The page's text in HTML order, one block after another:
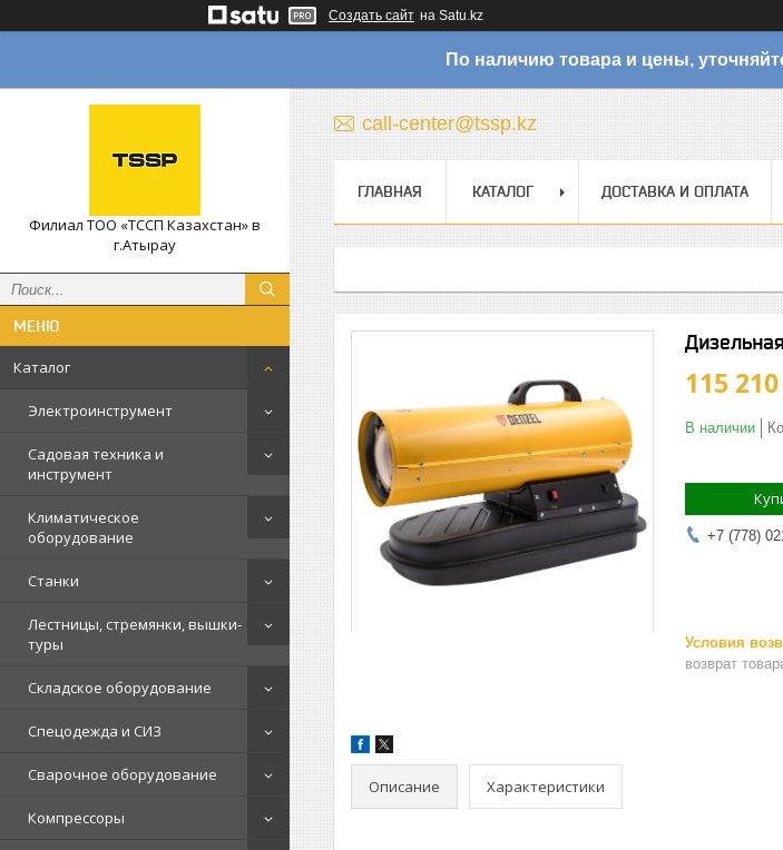
Создать сайт на Satu.kz
По наличию товара и цены,
Филиал ТОО «ТССП Казахстан» в
г.Атырау
Каталог
Электроинструмент
Садовая техника и
инструмент
Климатическое
оборудование
Станки
Лестницы, стремянки, вышки-
туры
Складское оборудование
Спецодежда и СИЗ
Сварочное оборудование
Компрессоры
call-center@tssp.kz
ГЛАВНАЯ КАТАЛОГ ДОСТАВКА И ОПЛАТА
115
В наличии
+7 (778)
возврат
Описание Характеристики